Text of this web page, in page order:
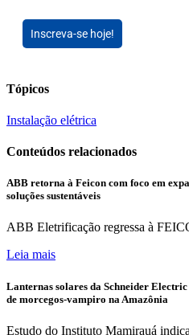
Inscreva-se hoje!
Tópicos
Instalação elétrica
Conteúdos relacionados
ABB retorna à Feicon com foco em
soluções sustentáveis
ABB Eletrificação regressa à
Leia mais
Lanternas solares da Schneider
de morcegos-vampiro na Amazônia
Estudo do Instituto Mamirauá